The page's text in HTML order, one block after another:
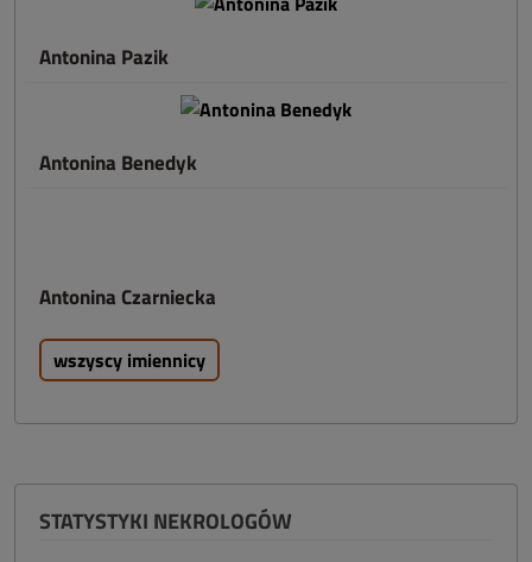
Antonina Pazik
Antonina Benedyk
Antonina Czarniecka
wszyscy imiennicy
STATYSTYKI NEKROLOGÓW